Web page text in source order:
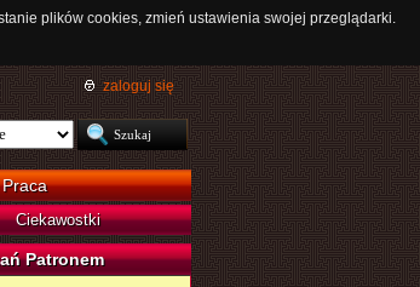
plików cookies, zmień ustawienia swojej przeglądarki.
zaloguj się
Praca
Ciekawostki
Patronem